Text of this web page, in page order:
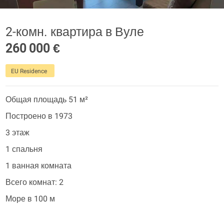
2-комн. квартира в Вуле
260 000 €
EU Residence
Общая площадь 51 м²
Построено в 1973
3 этаж
1 спальня
1 ванная комната
Всего комнат: 2
Море в 100 м